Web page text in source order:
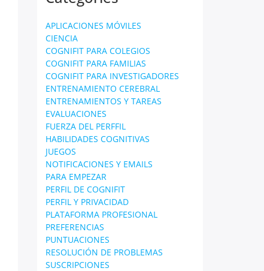
APLICACIONES MÓVILES
CIENCIA
COGNIFIT PARA COLEGIOS
COGNIFIT PARA FAMILIAS
COGNIFIT PARA INVESTIGADORES
ENTRENAMIENTO CEREBRAL
ENTRENAMIENTOS Y TAREAS
EVALUACIONES
FUERZA DEL PERFFIL
HABILIDADES COGNITIVAS
JUEGOS
NOTIFICACIONES Y EMAILS
PARA EMPEZAR
PERFIL DE COGNIFIT
PERFIL Y PRIVACIDAD
PLATAFORMA PROFESIONAL
PREFERENCIAS
PUNTUACIONES
RESOLUCIÓN DE PROBLEMAS
SUSCRIPCIONES